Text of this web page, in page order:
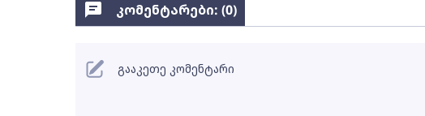
კომენტარები: (0)
გააკეთე კომენტარი